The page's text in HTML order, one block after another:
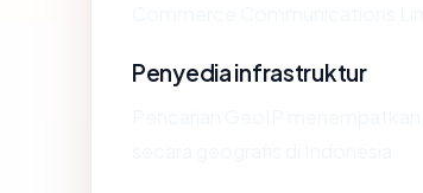
Penyedia infrastruktur